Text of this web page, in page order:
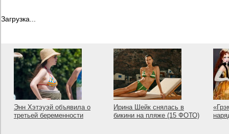
Загрузка...
Энн Хэтэуэй объявила о
третьей беременности
Ирина Шейк снялась в
бикини на пляже (15 ФОТО)